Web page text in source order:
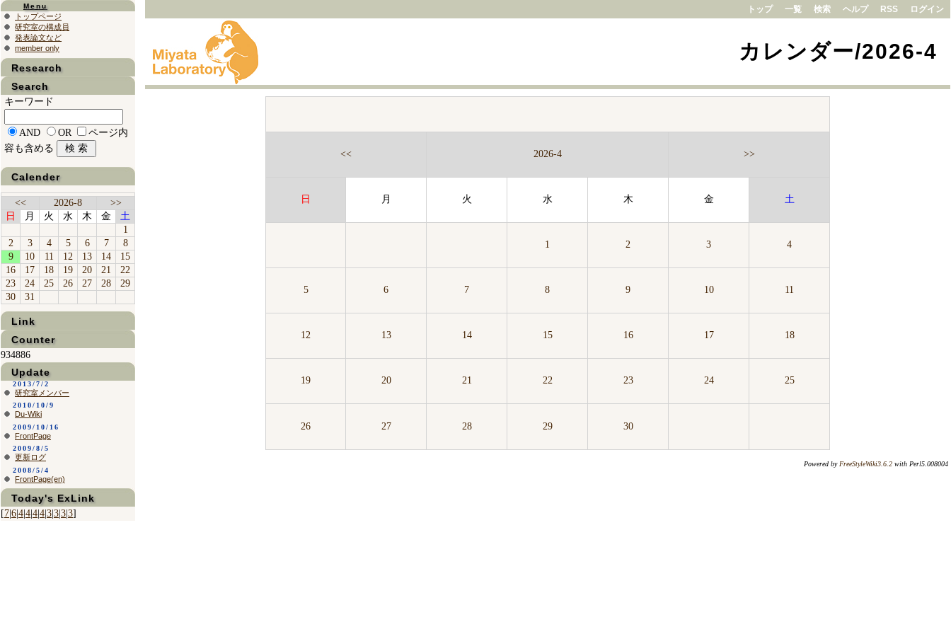
トップ 一覧 検索 ヘルプ RSS ログイン
カレンダー/2026-4
<< 2026-4 >>
日 月 火 水 木 金 土
1 2 3 4
5 6 7 8 9 10 11
12 13 14 15 16 17 18
19 20 21 22 23 24 25
26 27 28 29 30
Powered by FreeStyleWiki3.6.2 with Perl5.008004
Menu
トップページ
研究室の構成員
発表論文など
member only
Research
Search
キーワード
AND OR
ページ内
容も含める
Calender
<< 2026-8
>>
日
月 火 水 木 金
土
1
2
3 4 5 6 7
8
9
10 11 12 13 14
15
16
17 18 19 20 21
22
23
24 25 26 27 28
29
30
31
Link
Counter
934886
Update
2013/7/2
研究室メンバー
2010/10/9
Du-Wiki
2009/10/16
FrontPage
2009/8/5
更新ログ
2008/5/4
FrontPage(en)
Today's ExLink
[7 6 4 4 4 4 3 3 3 3]